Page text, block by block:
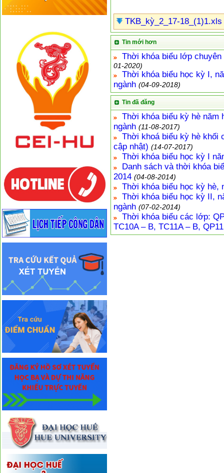
TKB_kỳ_2_17-18_(1)1.xls
Tin mới hơn
Thời khóa biểu lớp
01-2020)
Thời khóa biểu học kỳ I,
ngành (04-09-2018)
Tin đã đăng
Thời khóa biểu kỳ hè năm
ngành (11-08-2017)
Thời khoá biểu kỳ hè khối
cập nhật) (14-07-2017)
Thời khóa biểu học kỳ I
Danh sách và thời khóa
2014 (04-08-2014)
Thời khóa biểu học kỳ hè,
Thời khóa biểu học kỳ II,
ngành (07-02-2014)
Thời khóa biểu các lớp:
TC10A – B, TC11A – B,